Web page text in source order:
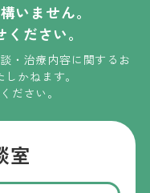
いません。
ださい。
・治療内容に関するお
しかねます。
ださい。
室